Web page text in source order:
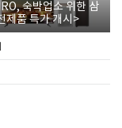
숙박업소 위한 삼
제품 특가 개시>